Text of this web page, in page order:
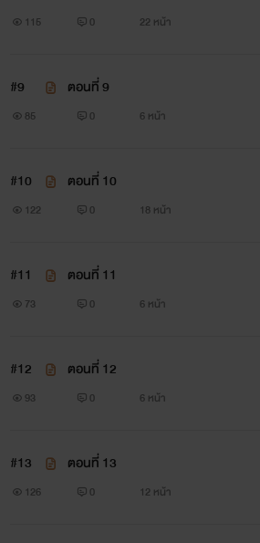
115 0 22 หน้า
#9 ตอนที่ 9
85 0 6 หน้า
#10 ตอนที่ 10
122 0 18 หน้า
#11 ตอนที่ 11
73 0 6 หน้า
#12 ตอนที่ 12
93 0 6 หน้า
#13 ตอนที่ 13
126 0 12 หน้า